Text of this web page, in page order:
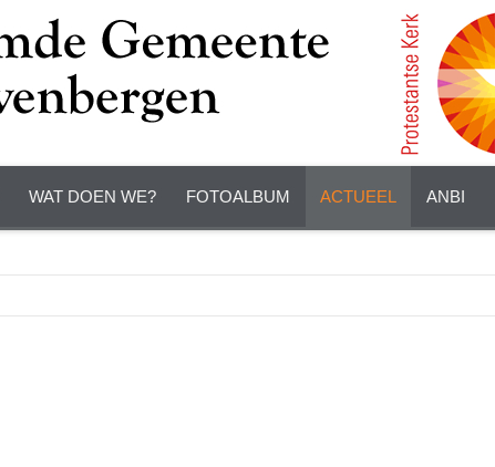
WAT DOEN WE? FOTOALBUM ACTUEEL ANBI